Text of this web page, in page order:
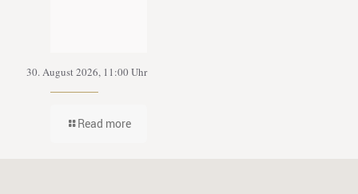
30. August 2026, 11:00 Uhr
Read more